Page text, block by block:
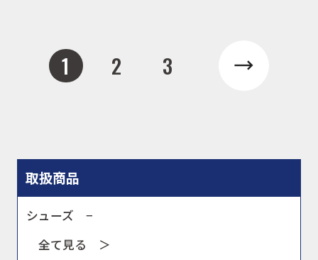
取扱商品
シューズ −
全て見る ＞
1 2 3